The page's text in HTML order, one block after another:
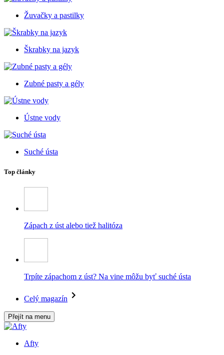
Žuvačky a pastilky
Škrabky na jazyk
Zubné pasty a gély
Ústne vody
Suché ústa
Top články
Zápach z úst alebo tiež halitóza
Trpíte zápachom z úst? Na vine môžu byť suché ústa
Celý magazín
Přejít na menu
Afty